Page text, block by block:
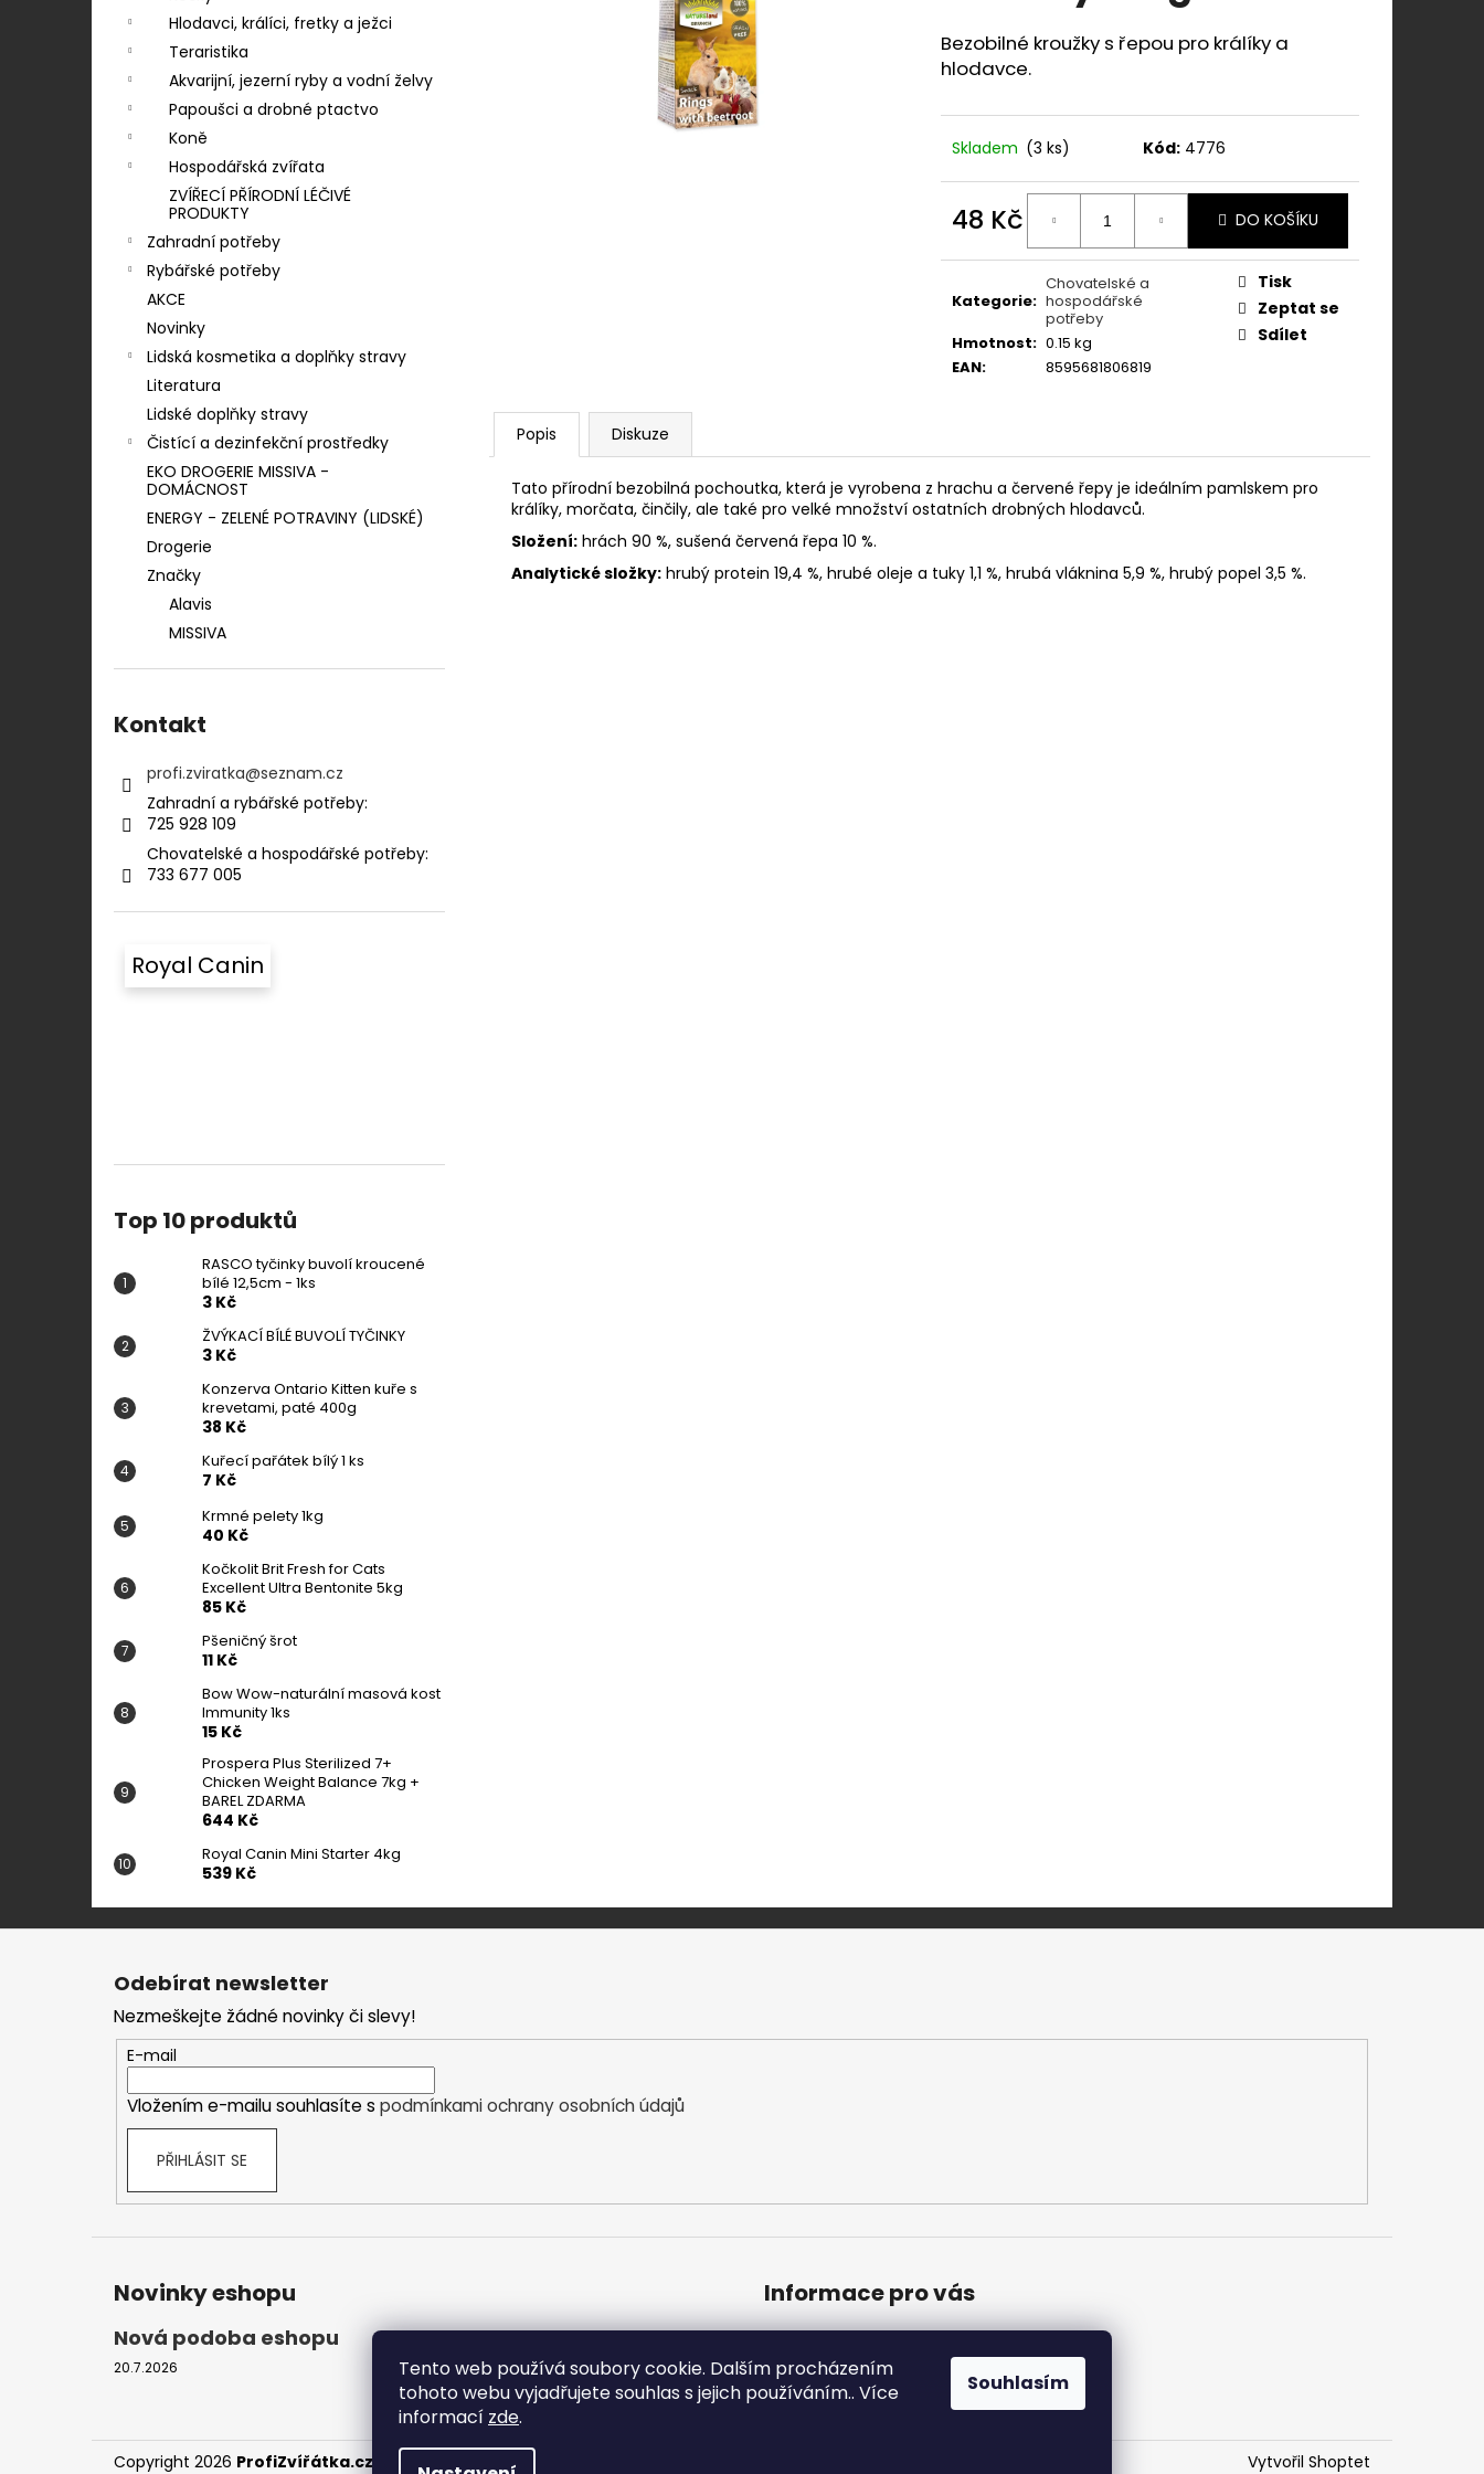
Tento web používá soubory cookie. Dalším procházením
tohoto webu vyjadřujete souhlas s jejich používáním.. Více
informací zde.
Souhlasím
Hlodavci, králíci, fretky a ježci
Teraristika
Akvarijní, jezerní ryby a vodní želvy
Papoušci a drobné ptactvo
Koně
Hospodářská zvířata
ZVÍŘECÍ PŘÍRODNÍ LÉČIVÉ
PRODUKTY
Zahradní potřeby
Rybářské potřeby
AKCE
Novinky
Lidská kosmetika a doplňky stravy
Literatura
Lidské doplňky stravy
Čistící a dezinfekční prostředky
EKO DROGERIE MISSIVA -
DOMÁCNOST
ENERGY - ZELENÉ POTRAVINY (LIDSKÉ)
Drogerie
Značky
Alavis
MISSIVA
Kontakt
profi.zviratka@seznam.cz
Zahradní a rybářské potřeby:⠀⠀⠀⠀⠀⠀⠀
725 928 109​​
Chovatelské a hospodářské potřeby:​​⠀
733 677 005
Royal Canin
Top 10 produktů
RASCO tyčinky buvolí kroucené
bílé 12,5cm - 1ks
3 Kč
ŽVÝKACÍ BÍLÉ BUVOLÍ TYČINKY
3 Kč
Konzerva Ontario Kitten kuře s
krevetami, paté 400g
38 Kč
Kuřecí pařátek bílý 1 ks
7 Kč
Krmné pelety 1kg
40 Kč
Kočkolit Brit Fresh for Cats
Excellent Ultra Bentonite 5kg
85 Kč
Pšeničný šrot
11 Kč
Bow Wow-naturální masová kost
Immunity 1ks
15 Kč
Prospera Plus Sterilized 7+
Chicken Weight Balance 7kg +
BAREL ZDARMA
644 Kč
Royal Canin Mini Starter 4kg
539 Kč
Bezobilné kroužky s řepou pro králíky a
hlodavce.
Skladem (3 ks) Kód: 4776
48 Kč
cena:
DO KOŠÍKU
Kategorie:
Chovatelské a
hospodářské
potřeby
Hmotnost: 0.15 kg
EAN: 8595681806819
Tisk
Zeptat se
Sdílet
Popis Diskuze
Tato přírodní bezobilná pochoutka, která je vyrobena z hrachu a červené řepy je ideálním pamlskem pro
králíky, morčata, činčily, ale také pro velké množství ostatních drobných hlodavců.
Složení: hrách 90 %, sušená červená řepa 10 %.
Analytické složky: hrubý protein 19,4 %, hrubé oleje a tuky 1,1 %, hrubá vláknina 5,9 %, hrubý popel 3,5 %.
RASCO TYČINKY BUVOLÍ KROUCENÉ BÍLÉ
12,5CM - 1KS
3 Kč
ŽVÝKACÍ BÍLÉ BUVOLÍ TYČINKY
KONZERVA ONTARIO KITTEN KUŘE S
Z
Odebírat newsletter
Nezmeškejte žádné novinky či slevy!
E-mail
Vložením e-mailu souhlasíte s podmínkami ochrany osobních údajů
PŘIHLÁSIT SE
Novinky eshopu
Nová podoba eshopu
20.7.2026
Informace pro vás
Podmínky ochrany osobních údajů
Moje objednávka
Vytvořil Shoptet
Copyright 2026 ProfiZvířátka.cz . Všechna práva vyhrazena.